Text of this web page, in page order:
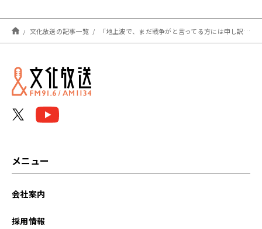
文化放送の記事一覧 「地上波で、まだ戦争がと言ってる方には申し訳ないが…」イラン戦闘終結を徹底解説
メニュー
会社案内
採用情報